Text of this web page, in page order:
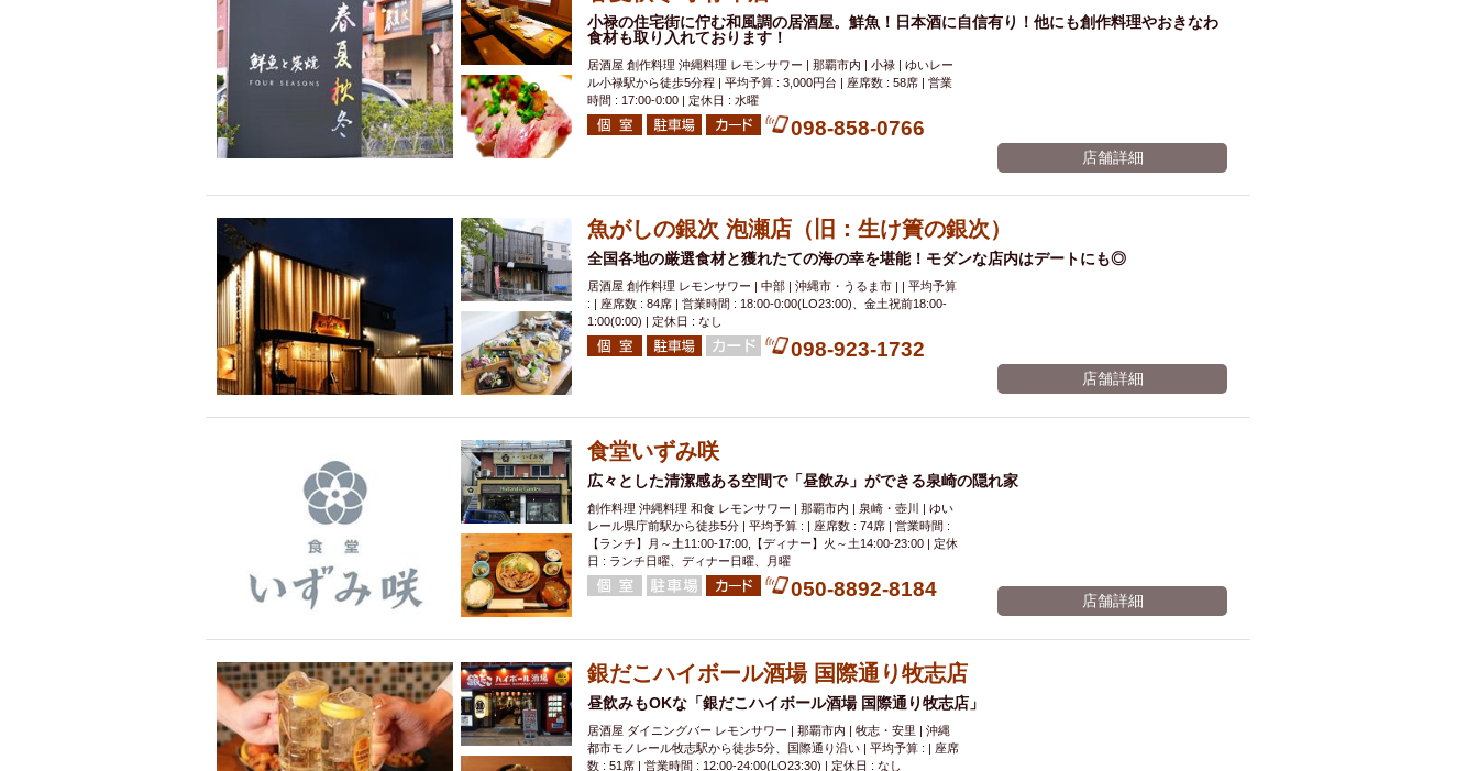
予約
飲み
放題
30分
小禄の住宅街に佇む和風調の居酒屋。鮮魚！日本酒に自信有り！他にも創作料理やおきなわ
食材も取り入れております！
居酒屋 創作料理 沖縄料理 レモンサワー | 那覇市内 | 小禄 | ゆいレー
ル小禄駅から徒歩5分程 | 平均予算 : 3,000円台 | 座席数 : 58席 | 営業
時間 : 17:00-0:00 | 定休日 : 水曜
098-858-0766
店舗詳細
魚がしの銀次 泡瀬店（旧：生け簀の銀次）
全国各地の厳選食材と獲れたての海の幸を堪能！モダンな店内はデートにも◎
居酒屋 創作料理 レモンサワー | 中部 | 沖縄市・うるま市 | | 平均予算
: | 座席数 : 84席 | 営業時間 : 18:00-0:00(LO23:00)、金土祝前18:00-
1:00(0:00) | 定休日 : なし
098-923-1732
店舗詳細
食堂いずみ咲
広々とした清潔感ある空間で「昼飲み」ができる泉崎の隠れ家
創作料理 沖縄料理 和食 レモンサワー | 那覇市内 | 泉崎・壺川 | ゆい
レール県庁前駅から徒歩5分 | 平均予算 : | 座席数 : 74席 | 営業時間 :
【ランチ】月～土11:00-17:00,【ディナー】火～土14:00-23:00 | 定休
日 : ランチ日曜、ディナー日曜、月曜
050-8892-8184 店舗詳細
銀だこハイボール酒場 国際通り牧志店
昼飲みもOKな「銀だこハイボール酒場 国際通り牧志店」
居酒屋 ダイニングバー レモンサワー | 那覇市内 | 牧志・安里 | 沖縄
都市モノレール牧志駅から徒歩5分、国際通り沿い | 平均予算 : | 座席
数 : 51席 | 営業時間 : 12:00-24:00(LO23:30) | 定休日 : なし